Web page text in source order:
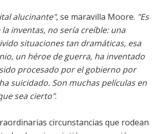
alucinante", se maravilla Moore. "Es
inventas, no sería creíble: una
situaciones tan dramáticas, esa
un héroe de guerra, ha inventado
procesado por el gobierno por
suicidado. Son muchas películas en
sea cierto".
circunstancias que rodean